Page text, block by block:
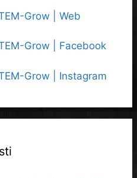
Grow | Web
Grow | Facebook
Grow | Instagram